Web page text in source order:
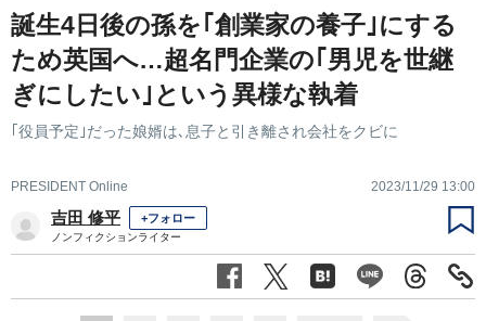
誕生4日後の孫を｢創業家の養子｣にする
ため英国へ…超名門企業の｢男児を世継
ぎにしたい｣という異様な執着
｢役員予定｣だった娘婿は､息子と引き離され会社をクビに
PRESIDENT Online 2023/11/29 13:00
吉田 修平 +フォロー
ノンフィクションライター